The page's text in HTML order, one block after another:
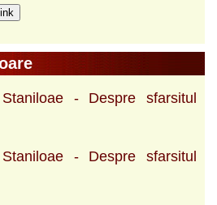
- Despre sfarsitul
- Despre sfarsitul